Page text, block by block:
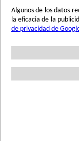
Algunos de los datos
la eficacia de la
de privacidad de
Toggle Nav
Menu
Trend'Lab